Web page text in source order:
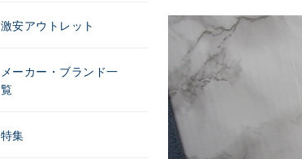
激安アウトレット
メーカー・ブランド一
覧
特集